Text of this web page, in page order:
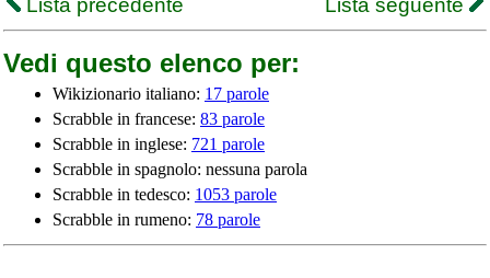
Lista precedente
Lista seguente
Vedi questo elenco per:
Wikizionario italiano: 17 parole
Scrabble in francese: 83 parole
Scrabble in inglese: 721 parole
Scrabble in spagnolo: nessuna parola
Scrabble in tedesco: 1053 parole
Scrabble in rumeno: 78 parole